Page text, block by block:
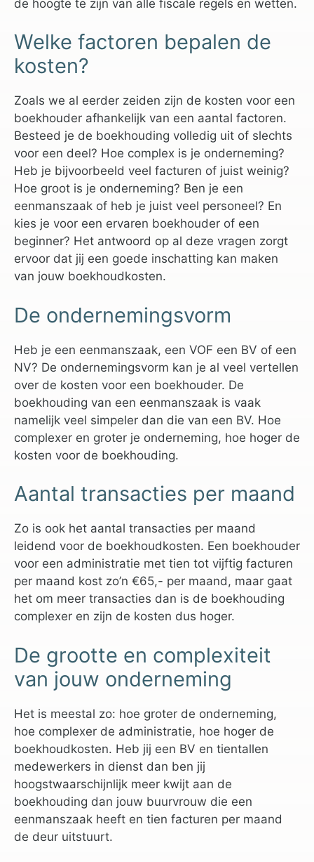
de hoogte te zijn van alle fiscale regels en wetten.
Welke factoren bepalen de
kosten?
Zoals we al eerder zeiden zijn de kosten voor een
boekhouder afhankelijk van een aantal factoren.
Besteed je de boekhouding volledig uit of slechts
voor een deel? Hoe complex is je onderneming?
Heb je bijvoorbeeld veel facturen of juist weinig?
Hoe groot is je onderneming? Ben je een
eenmanszaak of heb je juist veel personeel? En
kies je voor een ervaren boekhouder of een
beginner? Het antwoord op al deze vragen zorgt
ervoor dat jij een goede inschatting kan maken
van jouw boekhoudkosten.
De ondernemingsvorm
Heb je een eenmanszaak, een VOF een BV of een
NV? De ondernemingsvorm kan je al veel vertellen
over de kosten voor een boekhouder. De
boekhouding van een eenmanszaak is vaak
namelijk veel simpeler dan die van een BV. Hoe
complexer en groter je onderneming, hoe hoger de
kosten voor de boekhouding.
Aantal transacties per maand
Zo is ook het aantal transacties per maand
leidend voor de boekhoudkosten. Een boekhouder
voor een administratie met tien tot vijftig facturen
per maand kost zo’n €65,- per maand, maar gaat
het om meer transacties dan is de boekhouding
complexer en zijn de kosten dus hoger.
De grootte en complexiteit
van jouw onderneming
Het is meestal zo: hoe groter de onderneming,
hoe complexer de administratie, hoe hoger de
boekhoudkosten. Heb jij een BV en tientallen
medewerkers in dienst dan ben jij
hoogstwaarschijnlijk meer kwijt aan de
boekhouding dan jouw buurvrouw die een
eenmanszaak heeft en tien facturen per maand
de deur uitstuurt.